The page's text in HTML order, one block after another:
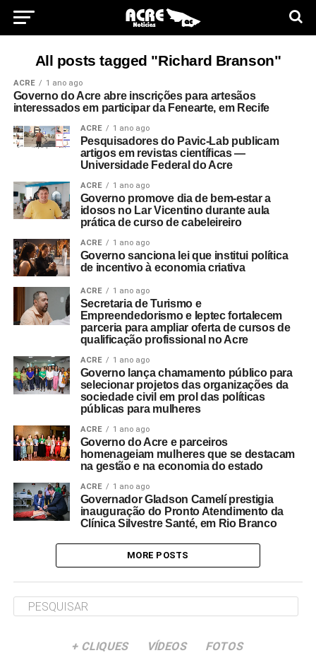
All posts tagged "Richard Branson"
ACRE 1 ano ago
Governo do Acre abre inscrições para artesãos
interessados em participar da Fenearte, em Recife
ACRE 1 ano ago
Pesquisadores do Pavic-Lab publicam
artigos em revistas científicas —
Universidade Federal do Acre
ACRE 1 ano ago
Governo promove dia de bem-estar a
idosos no Lar Vicentino durante aula
prática de curso de cabeleireiro
ACRE 1 ano ago
Governo sanciona lei que institui política
de incentivo à economia criativa
ACRE 1 ano ago
Secretaria de Turismo e
Empreendedorismo e Ieptec fortalecem
parceria para ampliar oferta de cursos de
qualificação profissional no Acre
ACRE 1 ano ago
Governo lança chamamento público para
selecionar projetos das organizações da
sociedade civil em prol das políticas
públicas para mulheres
ACRE 1 ano ago
Governo do Acre e parceiros
homenageiam mulheres que se destacam
na gestão e na economia do estado
ACRE 1 ano ago
Governador Gladson Camelí prestigia
inauguração do Pronto Atendimento da
Clínica Silvestre Santé, em Rio Branco
MORE POSTS
+ CLIQUES VÍDEOS FOTOS